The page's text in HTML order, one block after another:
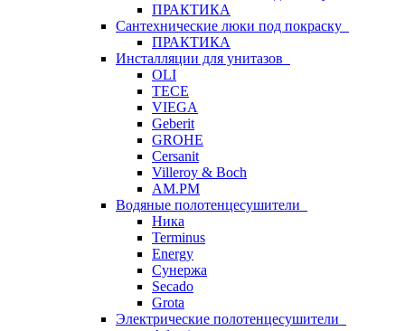
ПРАКТИКА
Сантехнические люки под покраску
ПРАКТИКА
Инсталляции для унитазов
OLI
TECE
VIEGA
Geberit
GROHE
Cersanit
Villeroy & Boch
AM.PM
Водяные полотенцесушители
Ника
Terminus
Energy
Сунержа
Secado
Grota
Электрические полотенцесушители